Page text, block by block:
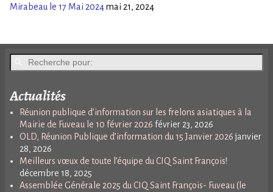
Mirabeau le 17 Mai 2024mai 21, 2024
Actualités
Réunion publique d’information sur les frelons asiatiques à la
Mairie de Fuveau le 10 février 2026 février 23, 2026
OLD, Réunion Publique d’information du 15 Janvier 2026 janvier
28, 2026
Meilleurs vœux de toute l’équipe du CIQ Saint François!
décembre 18, 2025
Assemblée Générale 2025 du CIQ Saint François- Fuveau (le